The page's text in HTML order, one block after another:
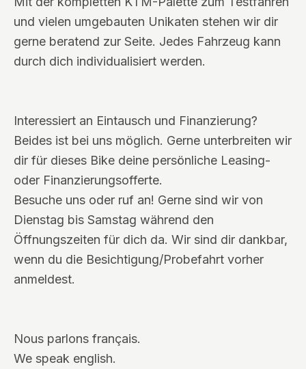
und vielen umgebauten Unikaten stehen wir dir
gerne beratend zur Seite. Jedes Fahrzeug kann
durch dich individualisiert werden.
Interessiert an Eintausch und Finanzierung?
Beides ist bei uns möglich. Gerne unterbreiten wir
dir für dieses Bike deine persönliche Leasing-
oder Finanzierungsofferte.
Besuche uns oder ruf an! Gerne sind wir von
Dienstag bis Samstag während den
Öffnungszeiten für dich da. Wir sind dir dankbar,
wenn du die Besichtigung/Probefahrt vorher
anmeldest.
Nous parlons français.
We speak english.